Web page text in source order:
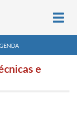
e